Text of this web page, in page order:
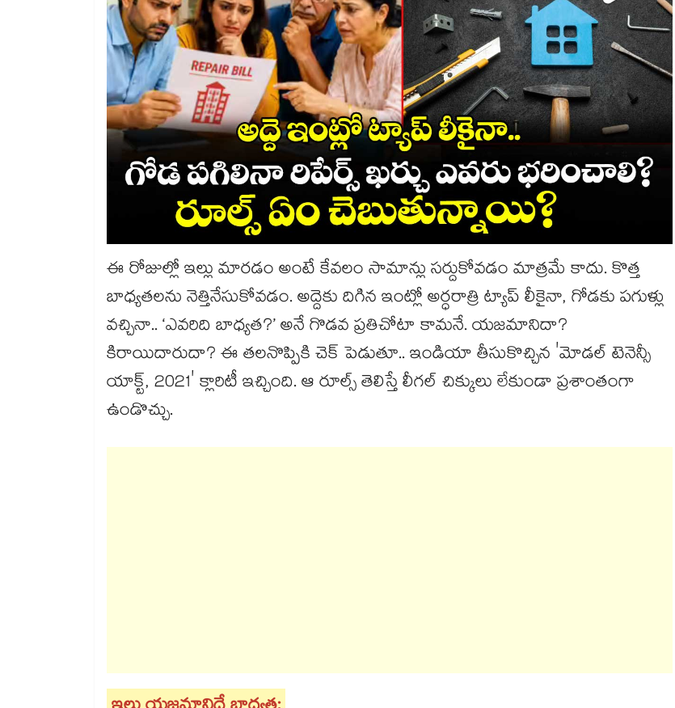
ఈ రోజుల్లో ఇల్లు మారడం అంటే కేవలం సామాన్లు సర్దుకోవడం మాత్రమే కాదు. కొత్త
బాధ్యతలను నెత్తినేసుకోవడం. అద్దెకు దిగిన ఇంట్లో అర్ధరాత్రి ట్యాప్ లీకైనా, గోడకు పగుళ్లు
వచ్చినా.. ‘ఎవరిది బాధ్యత?’ అనే గొడవ ప్రతిచోటా కామనే. యజమానిదా?
కిరాయిదారుదా? ఈ తలనొప్పికి చెక్ పెడుతూ.. ఇండియా తీసుకొచ్చిన 'మోడల్ టెనెన్సీ
యాక్ట్, 2021' క్లారిటీ ఇచ్చింది. ఆ రూల్స్ తెలిస్తే లీగల్ చిక్కులు లేకుండా ప్రశాంతంగా
ఉండొచ్చు.